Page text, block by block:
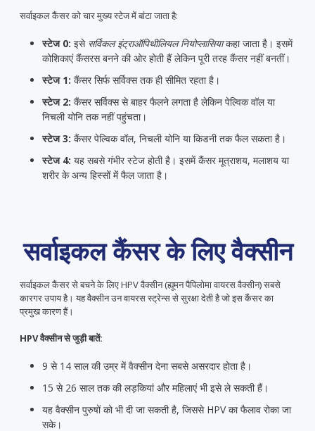
सर्वाइकल कैंसर को चार मुख्य स्टेज में बांटा जाता है:
स्टेज 0: इसे सर्विकल इंट्राऑपिथीलियल नियोप्लासियाकहा जाता है। इसमें
कोशिकाएं कैंसरस बनने की ओर होती हैं लेकिन पूरी तरह कैंसर नहीं बनतीं।
स्टेज 1: कैंसर सिर्फ सर्विक्स तक ही सीमित रहता है।
स्टेज 2: कैंसर सर्विक्स से बाहर फैलने लगता है लेकिन पेल्विक वॉल या
निचली योनि तक नहीं पहुंचता।
स्टेज 3: कैंसर पेल्विक वॉल, निचली योनि या किडनी तक फैल सकता है।
स्टेज 4: यह सबसे गंभीर स्टेज होती है। इसमें कैंसर मूत्राशय, मलाशय या
शरीर के अन्य हिस्सों में फैल जाता है।
सर्वाइकल कैंसर के लिए वैक्सीन
सर्वाइकल कैंसर से बचने के लिए HPV वैक्सीन (ह्यूमन पैपिलोमा वायरस वैक्सीन) सबसे
कारगर उपाय है। यह वैक्सीन उन वायरस स्ट्रेन्स से सुरक्षा देती है जो इस कैंसर का
प्रमुख कारण हैं।
HPV वैक्सीन से जुड़ी बातें:
9 से 14 साल की उम्र में वैक्सीन देना सबसे असरदार होता है।
15 से 26 साल तक की लड़कियां और महिलाएं भी इसे ले सकती हैं।
यह वैक्सीन पुरुषों को भी दी जा सकती है, जिससे HPV का फैलाव रोका जा
सके।